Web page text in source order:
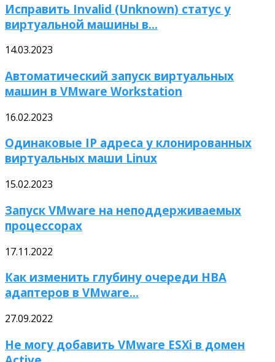
Исправить Invalid (Unknown) статус у
виртуальной машины в...
14.03.2023
Автоматический запуск виртуальных
машин в VMware Workstation
16.02.2023
Одинаковые IP адреса у клонированных
виртуальных маши Linux
15.02.2023
Запуск VMware на неподдерживаемых
процессорах
17.11.2022
Как изменить глубину очереди HBA
адаптеров в VMware...
27.09.2022
Не могу добавить VMware ESXi в домен